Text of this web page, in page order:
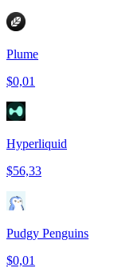
Plume
$0,01
Hyperliquid
$56,33
Pudgy Penguins
$0,01